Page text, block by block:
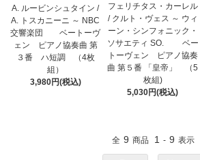
A. ルービンシュタイン /
A. トスカニーニ ～ NBC
交響楽団 ベートーヴ
ェン ピアノ協奏曲 第
３番 ハ短調 （4枚
組）
3,980円(税込)
フェリチタス・カーレル
/ クルト・ヴェス ～ ウィ
ーン・シンフォニック・
ソサエティ SO. ベー
トーヴェン ピアノ協奏
曲 第５番 「皇帝」 （5
枚組)
5,030円(税込)
全 9 商品 1 - 9 表示